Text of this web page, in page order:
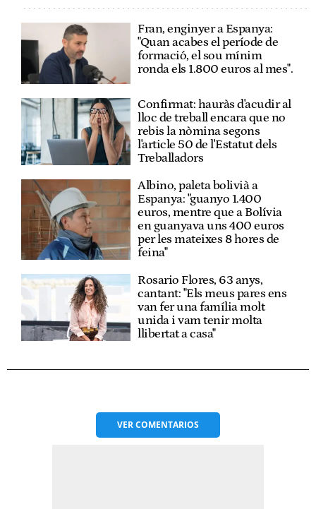
Fran, enginyer a Espanya:
"Quan acabes el període de
formació, el sou mínim
ronda els 1.800 euros al mes".
Confirmat: hauràs d'acudir al
lloc de treball encara que no
rebis la nòmina segons
l'article 50 de l'Estatut dels
Treballadors
Albino, paleta bolivià a
Espanya: "guanyo 1.400
euros, mentre que a Bolívia
en guanyava uns 400 euros
per les mateixes 8 hores de
feina"
Rosario Flores, 63 anys,
cantant: "Els meus pares ens
van fer una família molt
unida i vam tenir molta
llibertat a casa"
VERCOMENTARIOS